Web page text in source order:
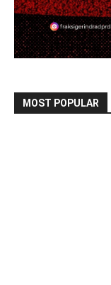
MOST POPULAR